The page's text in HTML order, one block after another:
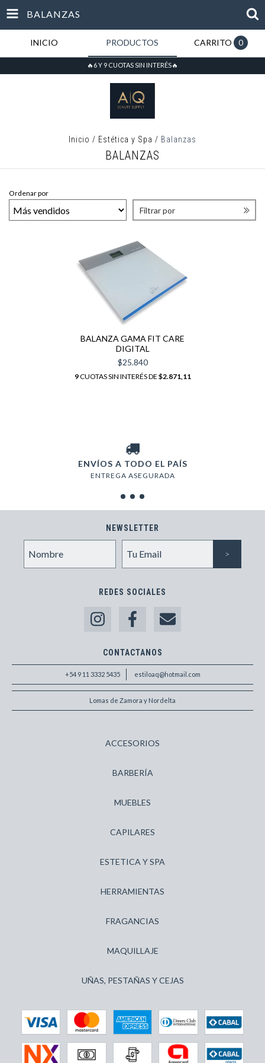
BALANZAS
INICIO PRODUCTOS CARRITO 0
🔥6 Y 9 CUOTAS SIN INTERÉS🔥
Inicio / Estética y Spa / Balanzas
BALANZAS
Ordenar por
Filtrar por
BALANZA GAMA FIT CARE
DIGITAL
$25.840
9CUOTAS SIN INTERÉS DE $2.871,11
ENVÍOS A TODO EL PAÍS
ENTREGA ASEGURADA
NEWSLETTER
REDES SOCIALES
CONTACTANOS
+54 9 11 3332 5435 estiloaq@hotmail.com
Lomas de Zamora y Nordelta
ACCESORIOS
BARBERÍA
MUEBLES
CAPILARES
ESTETICA Y SPA
HERRAMIENTAS
FRAGANCIAS
MAQUILLAJE
UÑAS, PESTAÑAS Y CEJAS